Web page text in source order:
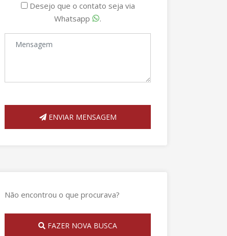
Desejo que o contato seja via
Whatsapp
.
ENVIAR MENSAGEM
Não encontrou o que procurava?
FAZER NOVA BUSCA